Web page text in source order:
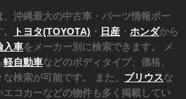
、沖縄最大の中古車・パーツ情報ポー
トヨタ(TOYOTA) ・ 日産 ・ ホンダから
入車をメーカー別に検索できます。 メ
軽自動車などのボディタイプ、価格、
検索が可能です。 また、 プリウスな
エコカーなどの物件も多く掲載してい